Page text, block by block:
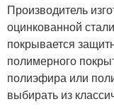
Производитель
оцинкованной
покрывается
полимерного
полиэфира или
выбирать из